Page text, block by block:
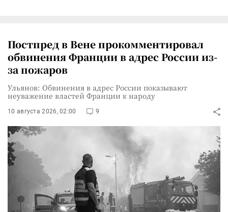
Постпред в Вене прокомментировал
обвинения Франции в адрес России из-
за пожаров
Ульянов: Обвинения в адрес России показывают
неуважение властей Франции к народу
10 августа 2026, 02:00 9